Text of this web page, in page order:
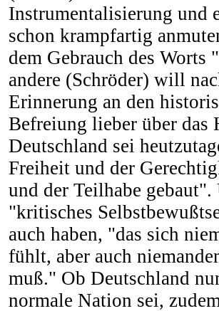
Instrumentalisierung und
schon krampfartig
dem Gebrauch des
andere (Schröder) will
Erinnerung an den
Befreiung lieber über das
Deutschland sei
Freiheit und der
und der Teilhabe
"kritisches
auch haben, "das sich
fühlt, aber auch
muß." Ob Deutschland
normale Nation sei,